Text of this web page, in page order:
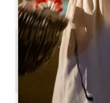
PM
0.2 km
1h à 2h30
Copiar código